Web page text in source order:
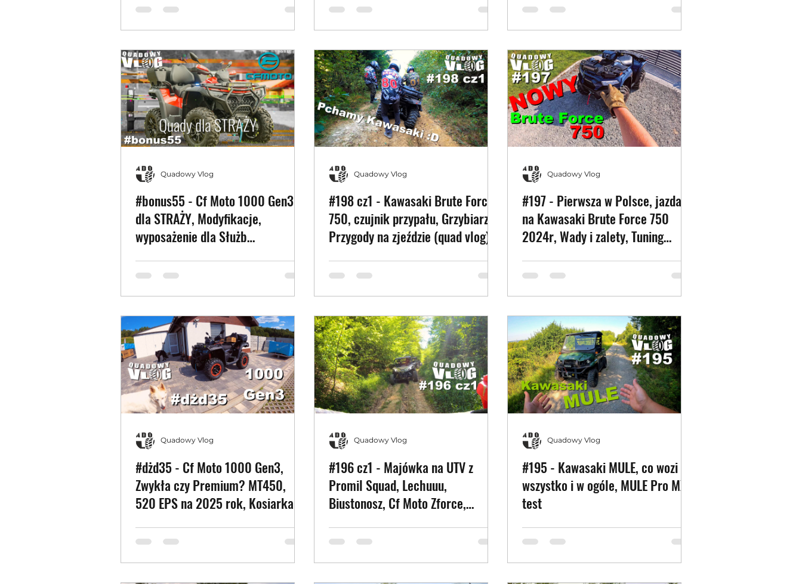
#bonus55 - Cf Moto 1000 Gen3
dla STRAŻY, Modyfikacje,
wyposażenie dla Służb
Quadowy Vlog
#198 cz1 - Kawasaki Brute Force
750, czujnik przypału, Grzybiarze,
Przygody na zjeździe (quad vlog)
Quadowy Vlog
#197 - Pierwsza w Polsce, jazda
na Kawasaki Brute Force 750
2024r, Wady i zalety, Tuning
Quadowy Vlog
#dżd35 - Cf Moto 1000 Gen3,
Zwykła czy Premium? MT450,
520 EPS na 2025 rok, Kosiarka do
Quadowy Vlog
#196 cz1 - Majówka na UTV z
Promil Squad, Lechuuu,
Biustonosz, Cf Moto Zforce,
Quadowy Vlog
#195 - Kawasaki MULE, co wozi
wszystko i w ogóle, MULE Pro MX
test
Quadowy Vlog